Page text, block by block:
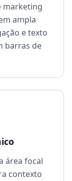
marketing
ampla
e texto
barras de
área focal
contexto